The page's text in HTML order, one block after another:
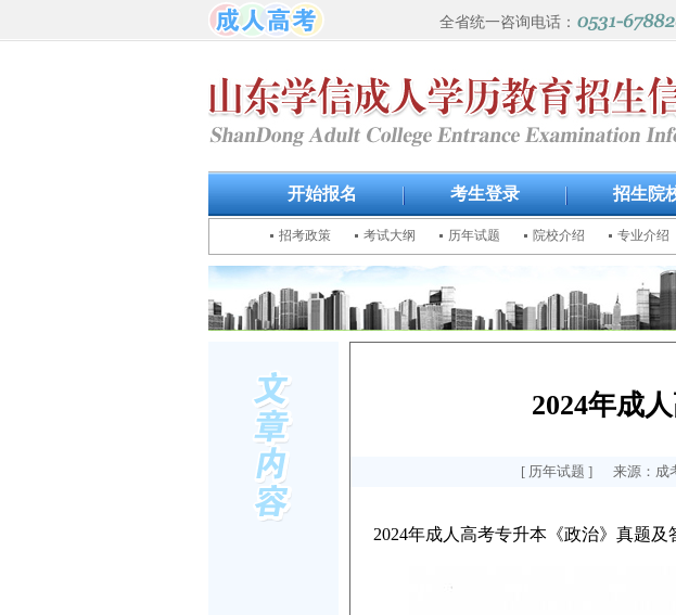
全省统一咨询电话：
开始报名 考生登录 招生院
招考政策 考试大纲 历年试题 院校介绍 专业介绍
2024年成
[ 历年试题 ] 来源：成
2024年成人高考专升本《政治》真题及